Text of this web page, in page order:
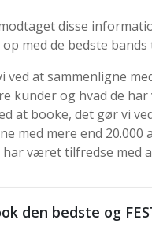
disse
med de bedste
ved at sammenligne
kunder og hvad de
at booke, det gør vi
med mere end 20.000
har været tilfredse med
den bedste og